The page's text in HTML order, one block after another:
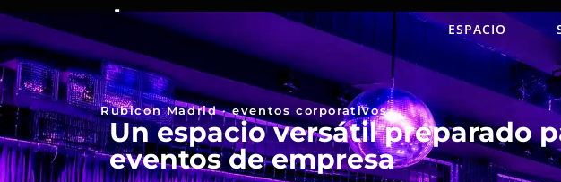
ESPACIO
Rubicon Madrid · eventos corporativos
Un espacio versátil preparado
eventos de empresa